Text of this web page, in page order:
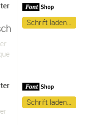
Schrift laden…
Schrift laden…